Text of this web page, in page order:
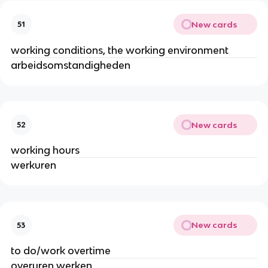
51 New cards
working conditions, the working environment
arbeidsomstandigheden
52 New cards
working hours
werkuren
53 New cards
to do/work overtime